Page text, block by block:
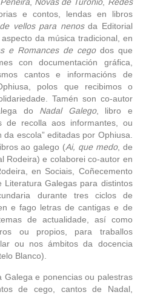
e contos, lendas en libros
vellos para nenosda Editorial
da música tradicional, en
e Romances de cegodos que
con documentación gráfica,
cantos e informacións de
polos que recibimos o
Tamén son co-autor
do Nadal Galego, libro e
de recolla aos informantes, ou
escola” editadas por Ophiusa.
ao galego (Ai, que medo, de
Rodeira) e colaborei co-autor en
en Sociais, Coñecemento
Galegas para distintos
durante tres ciclos de
e fago letras de cantigas e de
de actualidade, así como
ou propios, para traballos
ou nos ámbitos da docencia
Blanco).
Galega e ponencias ou palestras
de cego, cantos de Nadal,